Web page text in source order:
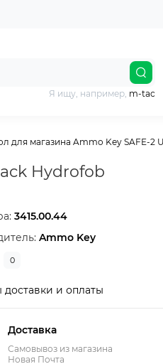
Я ищу, например, m-tac
для магазина Ammo Key SAFE-2
Hydrofob
3415.00.44
Ammo Key
0
доставки и оплаты
Доставка
Самовывоз из магазина
Новая Почта